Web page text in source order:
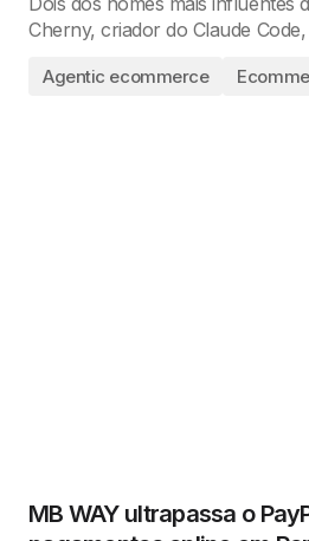
Cherny, criador do Claude
Agentic ecommerce
MB WAY ultrapassa o